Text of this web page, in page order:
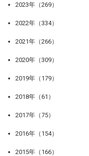
2023年（269）
2022年（334）
2021年（266）
2020年（309）
2019年（179）
2018年（61）
2017年（75）
2016年（154）
2015年（166）